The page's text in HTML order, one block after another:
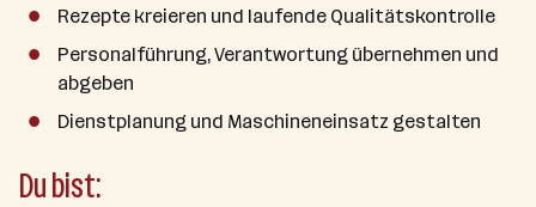
n
Rezepte kreieren und laufende Qualitätskontrolle
Personalführung, Verantwortung übernehmen und
abgeben
Dienstplanung und Maschineneinsatz gestalten
Du bist: